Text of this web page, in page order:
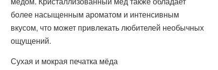
более насыщенным ароматом и интенсивным
вкусом, что может привлекать любителей необычных
ощущений.
Сухая и мокрая печатка мёда